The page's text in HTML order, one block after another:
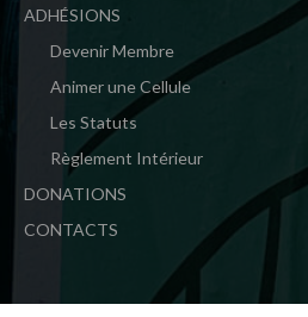
ADHÉSIONS
Devenir Membre
Animer une Cellule
Les Statuts
Règlement Intérieur
DONATIONS
CONTACTS